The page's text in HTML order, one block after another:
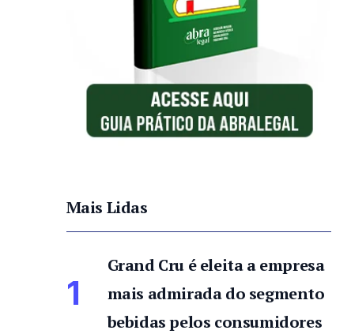
Mais Lidas
1
Grand Cru é eleita a empresa
mais admirada do segmento
bebidas pelos consumidores